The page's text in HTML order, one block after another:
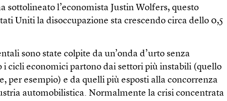
sottolineato l’economista Justin Wolfers, questo
Uniti la disoccupazione sta crescendo circa dello 0,5
sono state colpite da un’onda d’urto senza
i cicli economici partono dai settori più instabili (quello
per esempio) e da quelli più esposti alla concorrenza
automobilistica. Normalmente la crisi concentrata